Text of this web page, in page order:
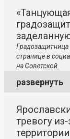
Градозащитница
странице в
на Советской.
развернуть
тревогу